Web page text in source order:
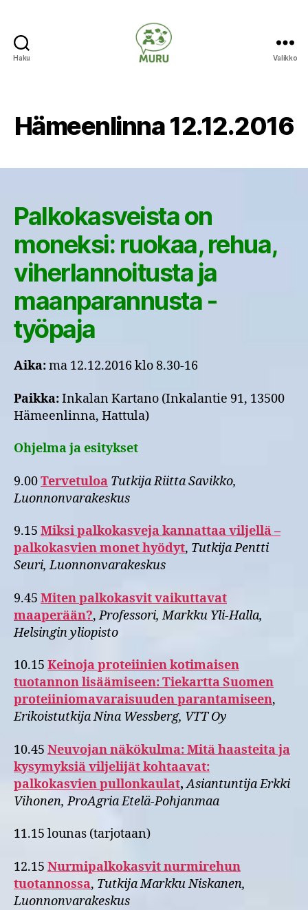
Haku Valikko
Hämeenlinna 12.12.2016
Palkokasveista on
moneksi: ruokaa, rehua,
viherlannoitusta ja
maanparannusta -
työpaja
Aika:ma 12.12.2016 klo 8.30-16
Paikka:Inkalan Kartano (Inkalantie 91, 13500
Hämeenlinna, Hattula)
Ohjelma ja esitykset
9.00Tervetuloa Tutkija Riitta Savikko,
Luonnonvarakeskus
9.15 Miksi palkokasveja kannattaa viljellä –
palkokasvien monet hyödyt, Tutkija Pentti
Seuri, Luonnonvarakeskus
9.45 Miten palkokasvit vaikuttavat
maaperään?,Professori, Markku Yli-Halla,
Helsingin yliopisto
10.15 Keinoja proteiinien kotimaisen
tuotannon lisäämiseen: Tiekartta Suomen
proteiiniomavaraisuuden parantamiseen,
Erikoistutkija Nina Wessberg, VTT Oy
10.45 Neuvojan näkökulma: Mitä haasteita ja
kysymyksiä viljelijät kohtaavat:
palkokasvien pullonkaulat, Asiantuntija Erkki
Vihonen, ProAgria Etelä-Pohjanmaa
11.15 lounas (tarjotaan)
12.15 Nurmipalkokasvit nurmirehun
tuotannossa, Tutkija Markku Niskanen,
Luonnonvarakeskus